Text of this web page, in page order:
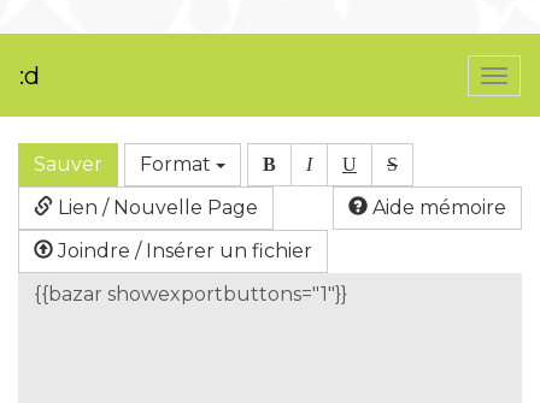
:d
Sauver Format B I U S
Lien / Nouvelle Page
Aide mémoire
Joindre / Insérer un fichier